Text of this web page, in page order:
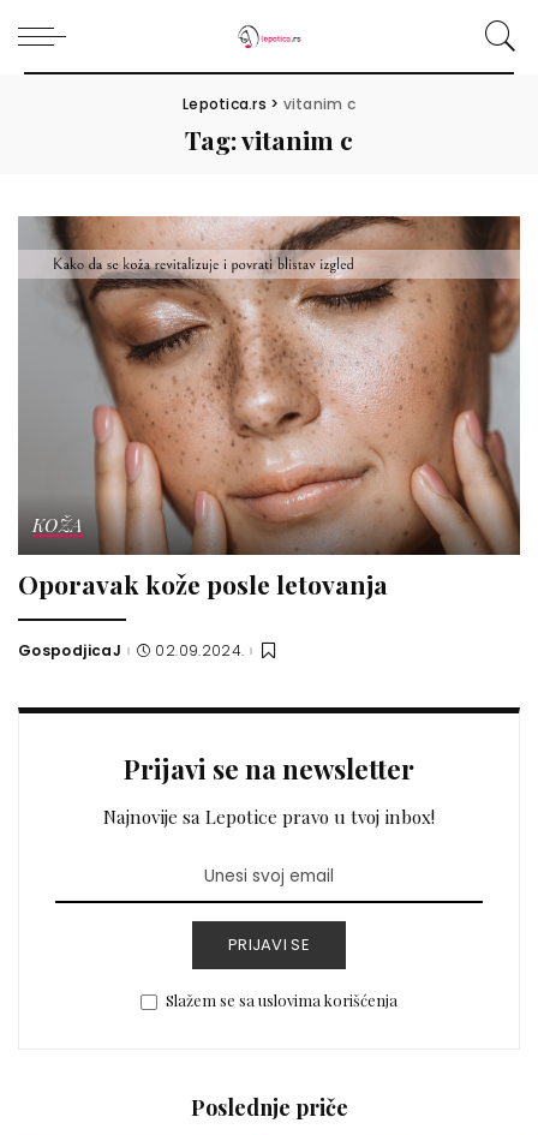
Lepotica.rs > vitanim c
Tag:vitanim c
KOŽA
Oporavak kože posle letovanja
Posted
GospodjicaJ 02.09.2024.
Prijavi se na newsletter
Najnovije sa Lepotice pravo u tvoj inbox!
PRIJAVI SE
Slažem se sa uslovima korišćenja
Poslednje priče